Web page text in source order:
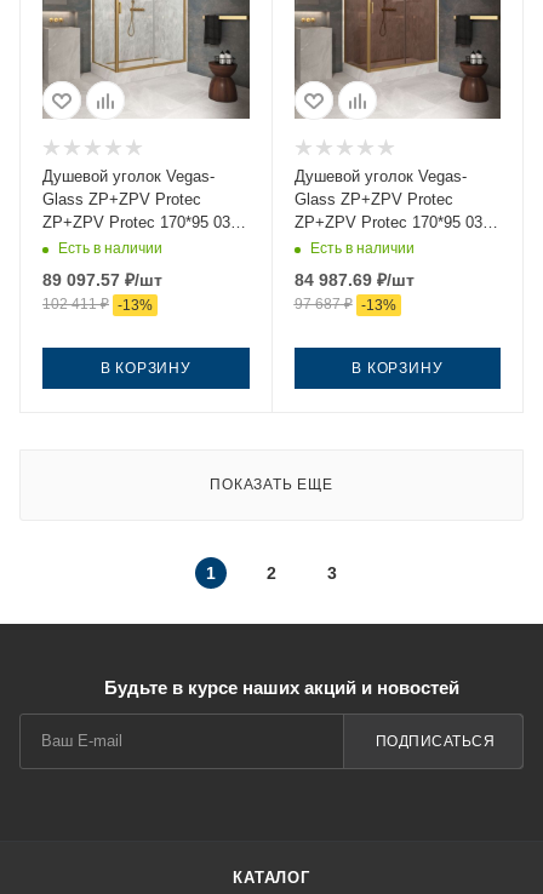
Душевой уголок Vegas-
Glass ZP+ZPV Protec
ZP+ZPV Protec 170*95 03
crystalvision 170х95 стекло
прозрачное профиль
золото без поддона
Есть в наличии
89 097.57 ₽/шт
102 411₽ -13%
В КОРЗИНУ
Душевой уголок Vegas-
Glass ZP+ZPV Protec
ZP+ZPV Protec 170*95 03
05 170х95 стекло
тонированное профиль
золото без поддона
Есть в наличии
84 987.69₽/шт
97 687₽ -13%
В КОРЗИНУ
ПОКАЗАТЬ ЕЩЕ
1 2 3
Будьте в курсе наших акций и новостей
ПОДПИСАТЬСЯ
КАТАЛОГ